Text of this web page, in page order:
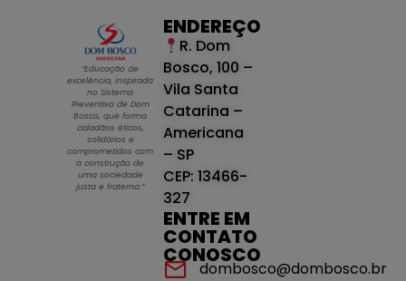
“Educação de
excelência, inspirada
no Sistema
Preventivo de Dom
Bosco, que forma
cidadãos éticos,
solidários e
comprometidos com
a construção de
uma sociedade
justa e fraterna.”
ENDEREÇO
R. Dom
Bosco, 100 –
Vila Santa
Catarina –
Americana
– SP
CEP: 13466-
327
ENTRE EM
CONTATO
CONOSCO
dombosco@dombosco.br